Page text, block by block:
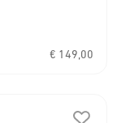
€ 149,00